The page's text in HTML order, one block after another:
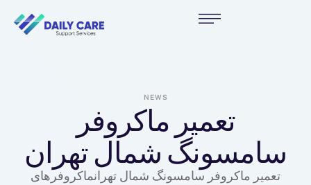
NEWS
تعمیر ماکروفر
سامسونگ شمال تهران
تعمیر ماکروفر سامسونگ شمال تهرانماکروفرهای